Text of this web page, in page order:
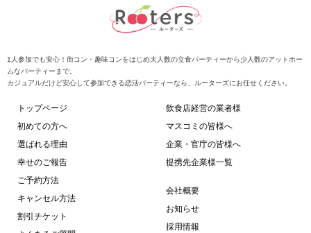
1人参加でも安心！街コン・趣味コンをはじめ大人数の立食パーティーから少人数のアットホー
ムなパーティーまで。
カジュアルだけど安心して参加できる恋活パーティーなら、ルーターズにお任せください。
トップページ
初めての方へ
選ばれる理由
幸せのご報告
ご予約方法
キャンセル方法
割引チケット
飲食店経営の業者様
マスコミの皆様へ
企業・官庁の皆様へ
提携先企業様一覧
会社概要
お知らせ
採用情報